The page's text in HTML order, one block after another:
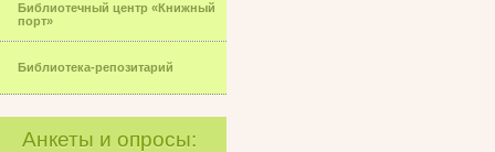
Библиотечный центр «Книжный
порт»
Библиотека-репозитарий
Анкеты и опросы: